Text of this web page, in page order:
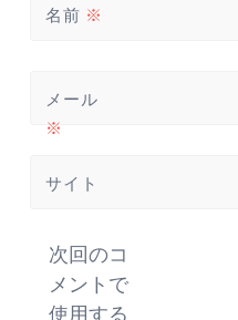
名前 ※
メール
※
サイト
次回のコ
メントで
使用する